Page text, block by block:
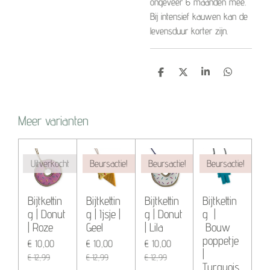
Bij intensief kauwen kan de
levensduur korter zijn.
D
D
S
D
Meer varianten
Uitverkocht
Bijtkettin
g | Donut
| Roze
€ 10,00
€ 12,99
Beursactie!
Bijtkettin
g | Ijsje |
Geel
€ 10,00
€ 12,99
Beursactie!
Bijtkettin
g | Donut
| Lila
€ 10,00
€ 12,99
Beursactie!
Bijtkettin
g |
Bouw
poppetje
Turquois